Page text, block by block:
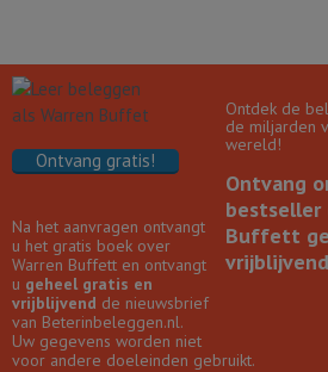
Ontdek de
de miljarden
wereld!
Ontvang
bestseller
Buffett
Ontvang gratis!
Na het aanvragen ontvangt
u het gratis boek over
Warren Buffett en ontvangt
u geheel gratis en
vrijblijvend de nieuwsbrief
van Beterinbeleggen.nl.
Uw gegevens worden niet
voor andere doeleinden gebruikt.